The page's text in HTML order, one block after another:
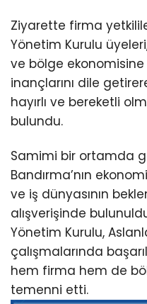
Ziyarette firma
Yönetim Kurulu
ve bölge
inançlarını dile
hayırlı ve bereketli
bulundu.
Samimi bir ortamda
Bandırma’nın
ve iş dünyasının
alışverişinde
Yönetim Kurulu,
çalışmalarında
hem firma hem de
temenni etti.